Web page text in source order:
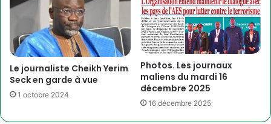
Le journaliste Cheikh Yerim
Seck en garde à vue
1 octobre 2024
Photos. Les journaux
maliens du mardi 16
décembre 2025
16 décembre 2025